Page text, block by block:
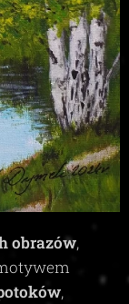
obrazów,
,